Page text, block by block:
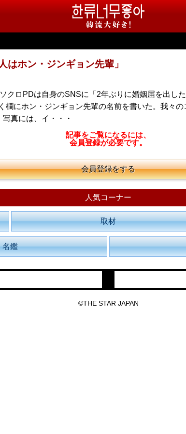
はホン・ジンギョン先輩」
クロPDは自身のSNSに「2年ぶりに婚姻届を出し
欄にホン・ジンギョン先輩の名前を書いた。我々
真には、イ・・・
記事をご覧になるには、
会員登録が必要です。
会員登録をする
人気コーナー
取材
名鑑
©THE STAR JAPAN